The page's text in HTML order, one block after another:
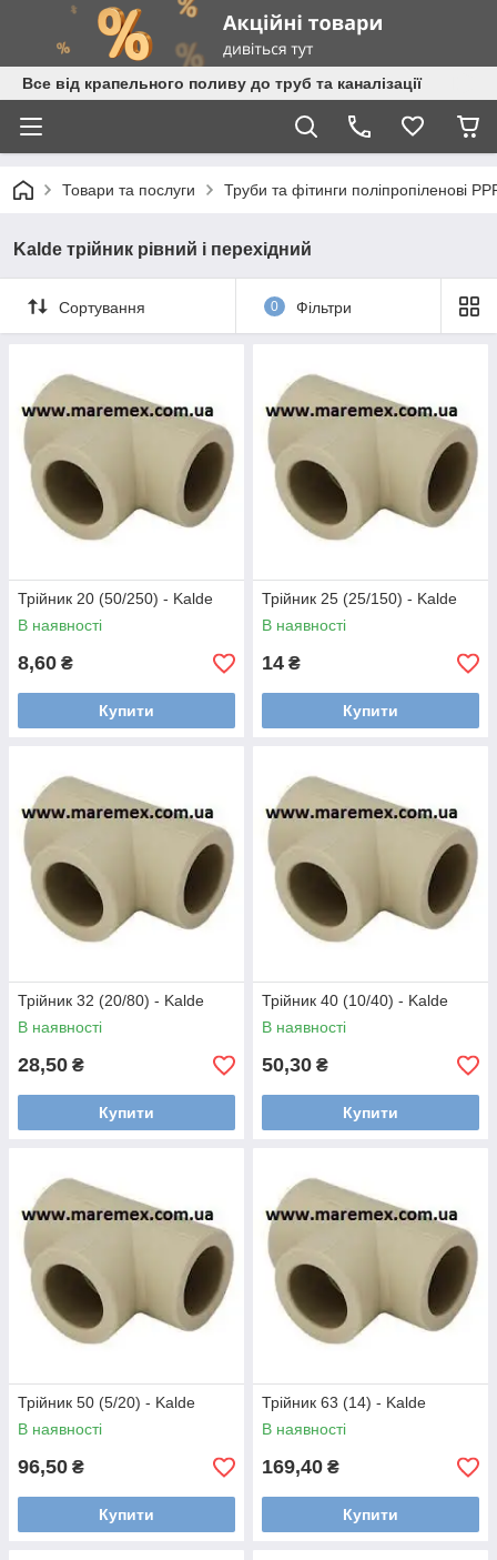
Все від крапельного поливу до труб та каналізації
Товари та послуги Труби та фітинги поліпропіленові
Kalde трійник рівний і перехідний
Сортування 0 Фільтри
Трійник 20 (50/250) - Kalde
В наявності
8,60 ₴
Купити
Трійник 25 (25/150) - Kalde
В наявності
14 ₴
Купити
Трійник 32 (20/80) - Kalde
В наявності
28,50 ₴
Купити
Трійник 40 (10/40) - Kalde
В наявності
50,30 ₴
Купити
Трійник 50 (5/20) - Kalde
В наявності
96,50 ₴
Купити
Трійник 63 (14) - Kalde
В наявності
169,40 ₴
Купити